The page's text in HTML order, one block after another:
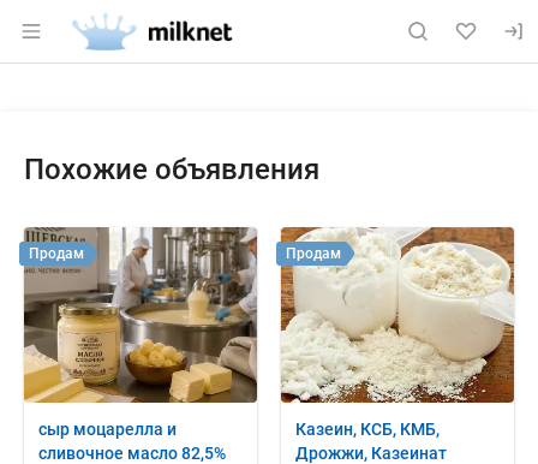
Раздел навигации по сайту milknet.ru
Похожие объявления
сыр моцарелла и
сливочное масло 82,5%
Продам
Казеин, КСБ, КМБ,
Дрожжи, Казеинат
Продам